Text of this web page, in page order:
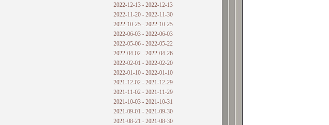
2022-12-13 - 2022-12-13
2022-11-20 - 2022-11-30
2022-10-25 - 2022-10-25
2022-06-03 - 2022-06-03
2022-05-06 - 2022-05-22
2022-04-02 - 2022-04-26
2022-02-01 - 2022-02-20
2022-01-10 - 2022-01-10
2021-12-02 - 2021-12-29
2021-11-02 - 2021-11-29
2021-10-03 - 2021-10-31
2021-09-01 - 2021-09-30
2021-08-21 - 2021-08-30